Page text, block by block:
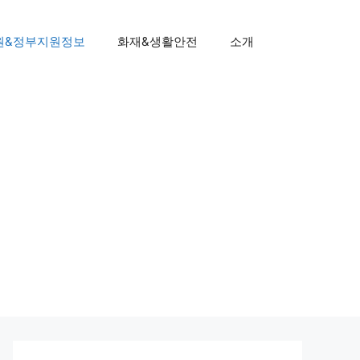
&정부지원정보 화재&생활안전 소개